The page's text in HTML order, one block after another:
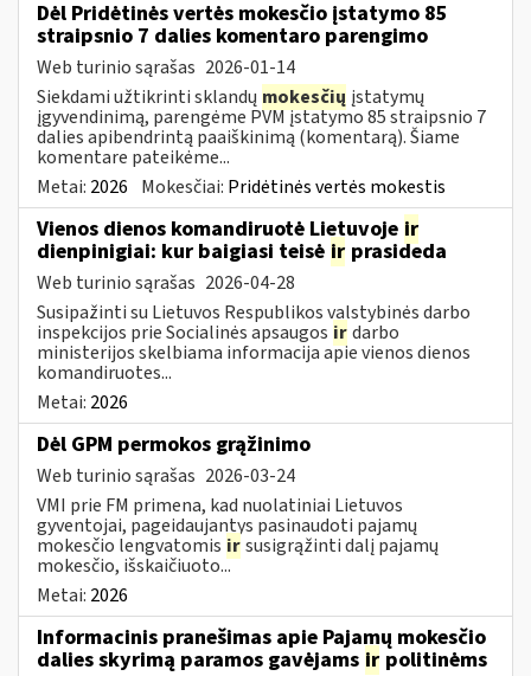
Dėl Pridėtinės vertės mokesčio įstatymo 85
straipsnio 7 dalies komentaro parengimo
Web turinio sąrašas 2026-01-14
Siekdami užtikrinti sklandų mokesčių įstatymų
įgyvendinimą, parengėme PVM įstatymo 85 straipsnio 7
dalies apibendrintą paaiškinimą (komentarą). Šiame
komentare pateikėme...
Metai: 2026 Mokesčiai: Pridėtinės vertės mokestis
Vienos dienos komandiruotė Lietuvoje ir
dienpinigiai: kur baigiasi teisė ir prasideda
Web turinio sąrašas 2026-04-28
Susipažinti su Lietuvos Respublikos valstybinės darbo
inspekcijos prie Socialinės apsaugos irdarbo
ministerijos skelbiama informacija apie vienos dienos
komandiruotes...
Metai: 2026
Dėl GPM permokos grąžinimo
Web turinio sąrašas 2026-03-24
VMI prie FM primena, kad nuolatiniai Lietuvos
gyventojai, pageidaujantys pasinaudoti pajamų
mokesčio lengvatomis irsusigrąžinti dalį pajamų
mokesčio, išskaičiuoto...
Metai: 2026
Informacinis pranešimas apie Pajamų mokesčio
dalies skyrimą paramos gavėjams ir politinėms